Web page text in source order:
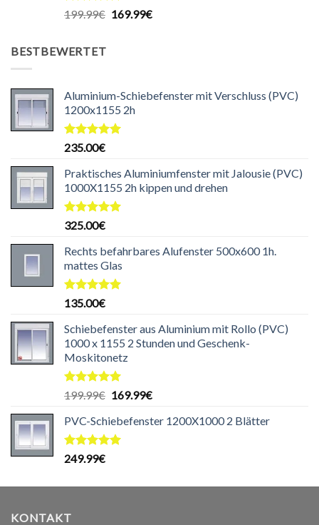
Bewertet
199.99€ Ursprünglicher
169.99€Aktueller
BESTBEWERTET
Aluminium-Schiebefenster mit Verschluss (PVC)
1200x1155 2h
Bewertet
von 5
235.00€
Praktisches Aluminiumfenster mit Jalousie (PVC)
1000X1155 2h kippen und drehen
Bewertet
von 5
325.00€
Rechts befahrbares Alufenster 500x600 1h.
mattes Glas
Bewertet
von 5
135.00€
Schiebefenster aus Aluminium mit Rollo (PVC)
1000 x 1155 2 Stunden und Geschenk-
Moskitonetz
Bewertet
von 5
199.99€ Ursprünglicher
war:
199.99€
169.99€Aktueller
ist:
PVC-Schiebefenster 1200X1000 2 Blätter
Bewertet
249.99€
KONTAKT